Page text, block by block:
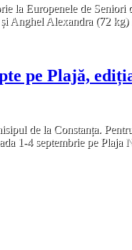
la Europenele de
Anghel Alexandra (72 kg)
pe Plajă,
de la Constanța.
1-4 septembrie pe Plaja